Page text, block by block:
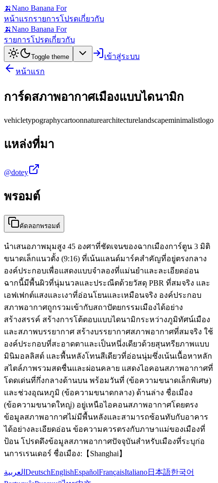
🍌Nano Banana For
หน้าแรกรายการโปรดเกี่ยวกับ
🍌Nano Banana For
รายการโปรดเกี่ยวกับ
Toggle theme
เข้าสู่ระบบ
หน้าแรก
การ์ดสภาพอากาศเมืองแบบไดนามิก
vehicletypographycartoonnaturearchitecturelandscapeminimalistlogo
แหล่งที่มา
@dotey
พรอมต์
คัดลอกพรอมต์
นำเสนอภาพมุมสูง 45 องศาที่ชัดเจนของฉากเมืองการ์ตูน 3 มิติ
ขนาดเล็กแนวตั้ง (9:16) ที่เน้นแลนด์มาร์คสำคัญที่อยู่ตรงกลาง
องค์ประกอบเพื่อแสดงแบบจำลองที่แม่นยำและละเอียดอ่อน
ฉากนี้มีพื้นผิวที่นุ่มนวลและประณีตด้วยวัสดุ PBR ที่สมจริง และ
เอฟเฟกต์แสงและเงาที่อ่อนโยนและเหมือนจริง องค์ประกอบ
สภาพอากาศถูกรวมเข้ากับสถาปัตยกรรมเมืองได้อย่าง
สร้างสรรค์ สร้างการโต้ตอบแบบไดนามิกระหว่างภูมิทัศน์เมือง
และสภาพบรรยากาศ สร้างบรรยากาศสภาพอากาศที่สมจริง ใช้
องค์ประกอบที่สะอาดตาและเป็นหนึ่งเดียวด้วยสุนทรียภาพแบบ
มินิมอลลิสต์ และพื้นหลังโทนสีเดียวที่อ่อนนุ่มซึ่งเน้นเนื้อหาหลัก
สไตล์ภาพรวมสดชื่นและผ่อนคลาย แสดงไอคอนสภาพอากาศที่
โดดเด่นที่กึ่งกลางด้านบน พร้อมวันที่ (ข้อความขนาดเล็กพิเศษ)
และช่วงอุณหภูมิ (ข้อความขนาดกลาง) ด้านล่าง ชื่อเมือง
(ข้อความขนาดใหญ่) อยู่เหนือไอคอนสภาพอากาศโดยตรง
ข้อมูลสภาพอากาศไม่มีพื้นหลังและสามารถซ้อนทับกับอาคาร
ได้อย่างละเอียดอ่อน ข้อความควรตรงกับภาษาแม่ของเมืองที่
ป้อน โปรดดึงข้อมูลสภาพอากาศปัจจุบันสำหรับเมืองที่ระบุก่อ
นการเรนเดอร์ ชื่อเมือง:【Shanghai】
العربية DeutschEnglishEspañolFrançaisItaliano日本語한국어